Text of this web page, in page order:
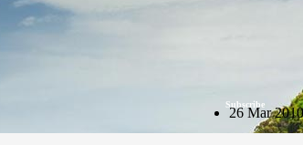
Subscribe
26 Mar 2010